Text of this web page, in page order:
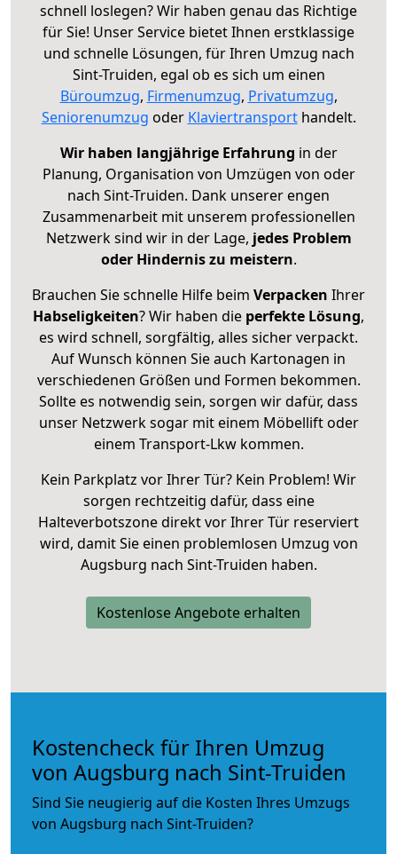
schnell loslegen? Wir haben genau das Richtige
für Sie! Unser Service bietet Ihnen erstklassige
und schnelle Lösungen, für Ihren Umzug nach
Sint-Truiden, egal ob es sich um einen
Büroumzug, Firmenumzug, Privatumzug,
Seniorenumzug oder Klaviertransporthandelt.
Wir haben langjährige Erfahrung in der
Planung, Organisation von Umzügen von oder
nach Sint-Truiden. Dank unserer engen
Zusammenarbeit mit unserem professionellen
Netzwerk sind wir in der Lage, jedes Problem
oder Hindernis zu meistern.
Brauchen Sie schnelle Hilfe beim Verpacken Ihrer
Habseligkeiten? Wir haben die perfekte Lösung,
es wird schnell, sorgfältig, alles sicher verpackt.
Auf Wunsch können Sie auch Kartonagen in
verschiedenen Größen und Formen bekommen.
Sollte es notwendig sein, sorgen wir dafür, dass
unser Netzwerk sogar mit einem Möbellift oder
einem Transport-Lkw kommen.
Kein Parkplatz vor Ihrer Tür? Kein Problem! Wir
sorgen rechtzeitig dafür, dass eine
Halteverbotszone direkt vor Ihrer Tür reserviert
wird, damit Sie einen problemlosen Umzug von
Augsburg nach Sint-Truiden haben.
Kostenlose Angebote erhalten
Kostencheck für Ihren Umzug
von Augsburg nach Sint-Truiden
Sind Sie neugierig auf die Kosten Ihres Umzugs
von Augsburg nach Sint-Truiden?